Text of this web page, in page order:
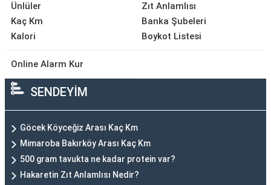
Ünlüler
Kaç Km
Kalori
Zıt Anlamlısı
Banka Şubeleri
Boykot Listesi
Online Alarm Kur
SENDEYİM
Göcek Köyceğiz Arası Kaç Km
Mimaroba Bakırköy Arası Kaç Km
500 gram tavukta ne kadar protein var?
Hakaretin Zıt Anlamlısı Nedir?